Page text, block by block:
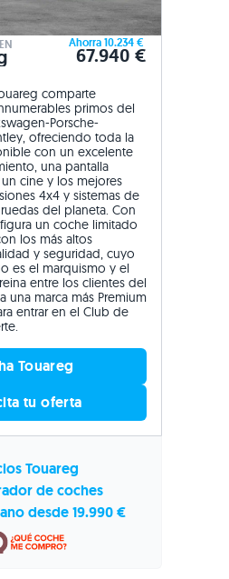
Ahorra 10.234 €
67.940 €
comparte
primos del
Porsche-
ofreciendo toda la
con un excelente
una pantalla
cine y los mejores
4x4 y sistemas de
del planeta. Con
un coche limitado
los más altos
y seguridad, cuyo
es el marquismo y el
entre los clientes del
una marca más Premium
entrar en el Club de
Touareg
tu oferta
Touareg
de coches
desde 19.990 €